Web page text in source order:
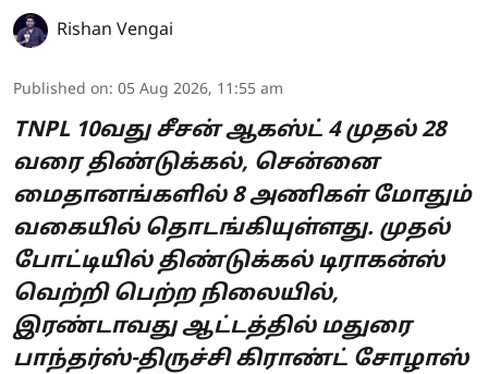
Rishan Vengai
Published on: 05 Aug 2026, 11:55 am
TNPL 10வது சீசன் ஆகஸ்ட் 4 முதல் 28
வரை திண்டுக்கல், சென்னை
மைதானங்களில் 8 அணிகள் மோதும்
வகையில் தொடங்கியுள்ளது. முதல்
போட்டியில் திண்டுக்கல் டிராகன்ஸ்
வெற்றி பெற்ற நிலையில்,
இரண்டாவது ஆட்டத்தில் மதுரை
பாந்தர்ஸ்-திருச்சி கிராண்ட் சோழாஸ்